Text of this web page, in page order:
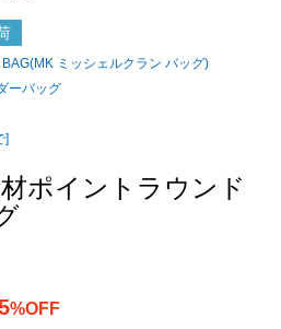
ミッシェルクラン バッグ)
ーバッグ
]
ポイントラウンド
%OFF